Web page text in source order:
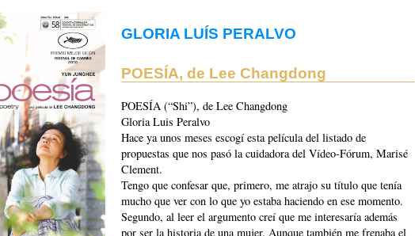
GLORIA LUÍS PERALVO
POESÍA, de Lee Changdong
POESÍA (“Shi”), de Lee Changdong
Gloria Luis Peralvo
Hace ya unos meses escogí esta película del listado de
propuestas que nos pasó la cuidadora del Vídeo-Fórum, Marisé
Clement.
Tengo que confesar que, primero, me atrajo su título que tenía
mucho que ver con lo que yo estaba haciendo en ese momento.
Segundo, al leer el argumento creí que me interesaría además
por ser la historia de una mujer. Aunque también me frenaba el